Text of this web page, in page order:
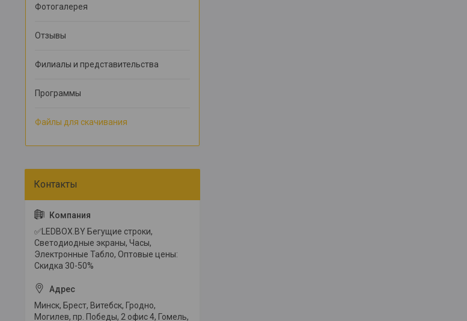
Фотогалерея
Отзывы
Филиалы и представительства
Программы
Файлы для скачивания
✅LEDBOX.BY Бегущие строки,
Светодиодные экраны, Часы,
Электронные Табло, Оптовые цены:
Скидка 30-50%
Минск, Брест, Витебск, Гродно,
Могилев, пр. Победы, 2 офис 4, Гомель,